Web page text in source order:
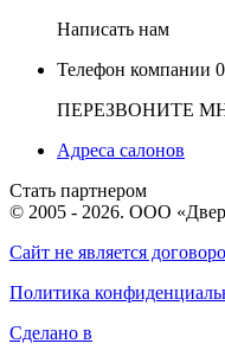
Написать нам
Телефон компании
ПЕРЕЗВОНИТЕ
Адреса салонов
Стать партнером
© 2005 - 2026. ООО
Сайт не является
Политика
Сделано в